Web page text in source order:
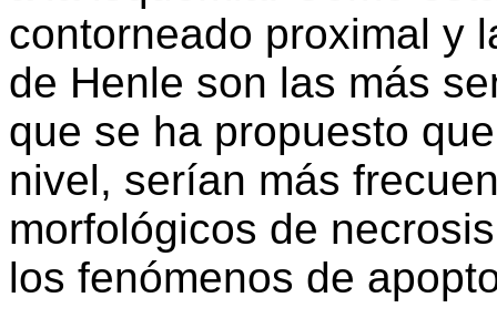
contorneado proximal y
de Henle son las más
que se ha propuesto
nivel, serían más
morfológicos de
los fenómenos de